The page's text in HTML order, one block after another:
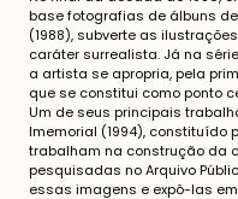
base fotografias de álbuns
(1988), subverte as
caráter surrealista. Já na
a artista se apropria, pela
que se constitui como ponto
Um de seus principais
Imemorial (1994), constituído
trabalham na construção da
pesquisadas no Arquivo
essas imagens e expô-las